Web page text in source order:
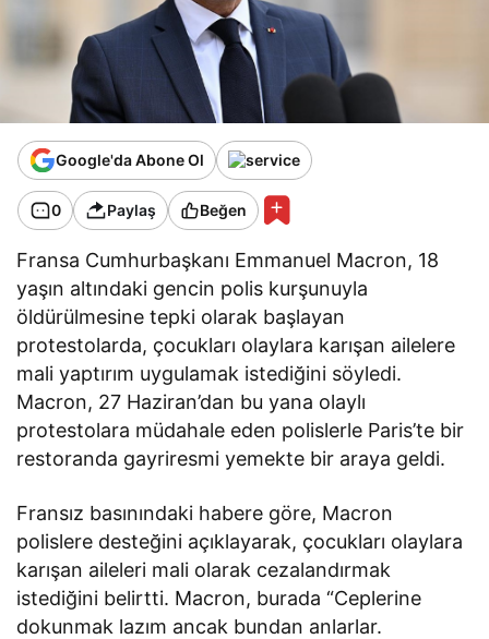
Google'da Abone Ol
0 Paylaş Beğen
Fransa Cumhurbaşkanı Emmanuel Macron, 18
yaşın altındaki gencin polis kurşunuyla
öldürülmesine tepki olarak başlayan
protestolarda, çocukları olaylara karışan ailelere
mali yaptırım uygulamak istediğini söyledi.
Macron, 27 Haziran’dan bu yana olaylı
protestolara müdahale eden polislerle Paris’te bir
restoranda gayriresmi yemekte bir araya geldi.
Fransız basınındaki habere göre, Macron
polislere desteğini açıklayarak, çocukları olaylara
karışan aileleri mali olarak cezalandırmak
istediğini belirtti. Macron, burada “Ceplerine
dokunmak lazım ancak bundan anlarlar.